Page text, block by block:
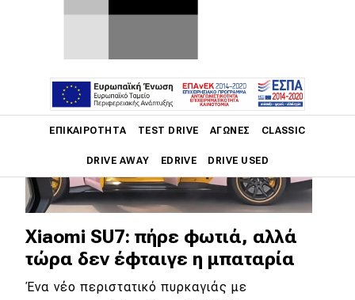
ΕΠΙΚΑΙΡΌΤΗΤΑ TEST DRIVE ΑΓΏΝΕΣ CLASSIC
DRIVE AWAY EDRIVE DRIVE USED
Main navigation
Επικαιρότητα
Νέα μοντέλα
Πρωτότυπα
Xiaomi SU7: πήρε φωτιά, αλλά
τώρα δεν έφταιγε η μπαταρία
Ένα νέο περιστατικό πυρκαγιάς με